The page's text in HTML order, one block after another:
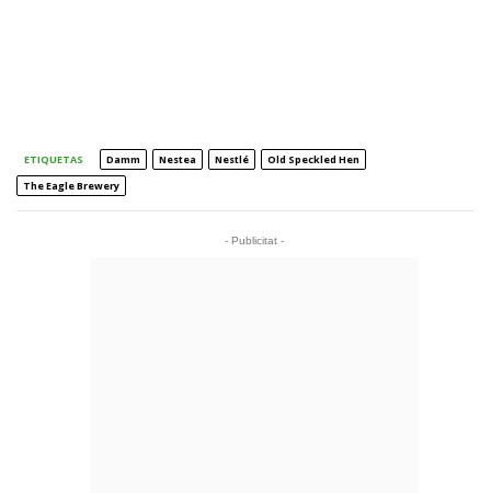
ETIQUETAS Damm Nestea Nestlé
Old Speckled Hen
The Eagle Brewery
- Publicitat -